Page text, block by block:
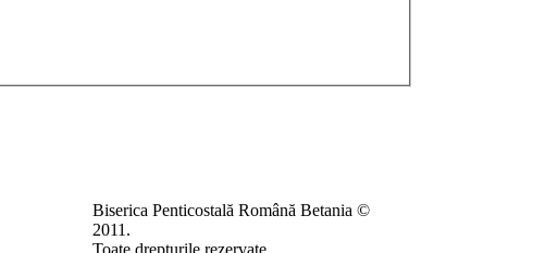
Biserica Penticostală Română Betania ©
2011.
Toate drepturile rezervate.